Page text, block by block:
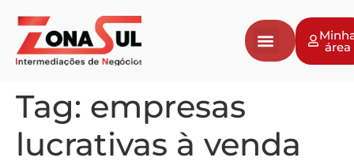
área
Tag: empresas
lucrativas à venda